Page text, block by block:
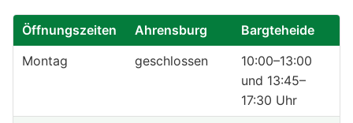
Öffnungszeiten Ahrensburg
Bargteheide
Montag
geschlossen
10:00–13:00
und 13:45–
17:30 Uhr